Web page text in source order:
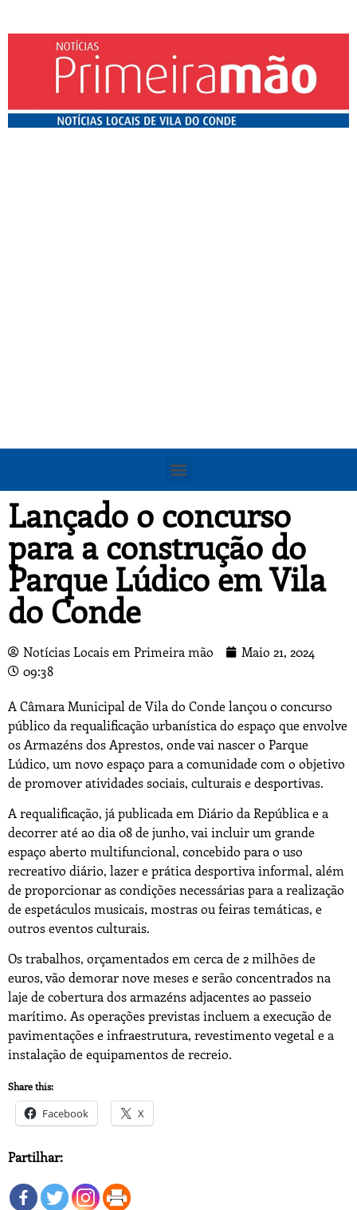
Lançado o concurso
para a construção do
Parque Lúdico em Vila
do Conde
Notícias Locais em Primeira mão
Maio 21, 2024
09:38
A Câmara Municipal de Vila do Conde lançou o concurso
público da requalificação urbanística do espaço que envolve
os Armazéns dos Aprestos, onde vai nascer o Parque
Lúdico, um novo espaço para a comunidade com o objetivo
de promover atividades sociais, culturais e desportivas.
A requalificação, já publicada em Diário da República e a
decorrer até ao dia 08 de junho, vai incluir um grande
espaço aberto multifuncional, concebido para o uso
recreativo diário, lazer e prática desportiva informal, além
de proporcionar as condições necessárias para a realização
de espetáculos musicais, mostras ou feiras temáticas, e
outros eventos culturais.
Os trabalhos, orçamentados em cerca de 2 milhões de
euros, vão demorar nove meses e serão concentrados na
laje de cobertura dos armazéns adjacentes ao passeio
marítimo. As operações previstas incluem a execução de
pavimentações e infraestrutura, revestimento vegetal e a
instalação de equipamentos de recreio.
Share this:
Facebook X
Partilhar: